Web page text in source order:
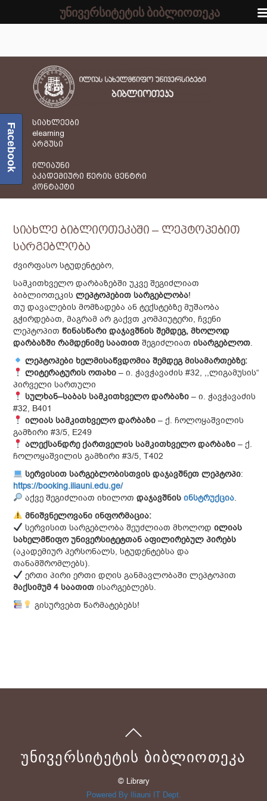
სიახლეები
elearning
არგუსი
ილიაუნი
აკადემიური წერის ცენტრი
კონტაქტი
სიახლე ბიბლიოთეკაში – ლეპტოპებით
სარგებლობა
ძვირფასო სტუდენტებო,
სამკითხველო დარბაზებში უკვე შეგიძლიათ
ბიბლიოთეკისლეპტოპებით სარგებლობა!
თუ დავალების მომზადება ან ტექსტებზე მუშაობა
გჭირდებათ, მაგრამ არ გაქვთ კომპიუტერი, ჩვენი
ლეპტოპით წინასწარი დაჯავშნის შემდეგ, მხოლოდ
დარბაზში რამდენიმე საათით შეგიძლიათისარგებლოთ.
ლეპტოპები ხელმისაწვდომია შემდეგ მისამართებზე:
ლიტერატურის ოთახი – ი. ჭავჭავაძის #32, ,,ლიგამუსის“
პირველი სართული
სულხან–საბას სამკითხველო დარბაზი – ი. ჭავჭავაძის
#32, B401
ილიას სამკითხველო დარბაზი – ქ. ჩოლოყაშვილის
გამზირი #3/5, E249
ალექსანდრე ქართველის სამკითხველო დარბაზი – ქ.
ჩოლოყაშვილის გამზირი #3/5, T402
სერვისით სარგებლობისთვის დაჯავშნეთ ლეპტოპი:
https://booking.iliauni.edu.ge/
აქვე შეგიძლიათ იხილოთდაჯავშნისინსტრუქცია.
მნიშვნელოვანი ინფორმაცია:
სერვისით სარგებლობა შეუძლიათ მხოლოდილიას
სახელმწიფო უნივერსიტეტთან აფილირებულ პირებს
(აკადემიურ პერსონალს, სტუდენტებსა და
თანამშრომლებს).
ერთი პირი ერთი დღის განმავლობაში ლეპტოპით
მაქსიმუმ 4 საათით ისარგებლებს.
გისურვებთ წარმატებებს!
ᲣᲜᲘᲕᲔᲠᲡᲘᲢᲔᲢᲘᲡ ᲑᲘᲑᲚᲘᲝᲗᲔᲙᲐ
© Library
Powered By Iliauni IT Dept.
Facebook
უნივერსიტეტის ბიბლიოთეკა